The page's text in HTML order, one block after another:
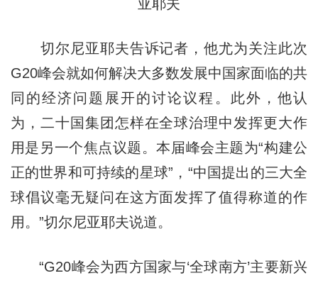
亚耶夫
切尔尼亚耶夫告诉记者，他尤为关注此次
G20峰会就如何解决大多数发展中国家面临的共
同的经济问题展开的讨论议程。此外，他认
为，二十国集团怎样在全球治理中发挥更大作
用是另一个焦点议题。本届峰会主题为“构建公
正的世界和可持续的星球”，“中国提出的三大全
球倡议毫无疑问在这方面发挥了值得称道的作
用。”切尔尼亚耶夫说道。
“G20峰会为西方国家与‘全球南方’主要新兴